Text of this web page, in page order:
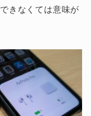
きなくては意味が